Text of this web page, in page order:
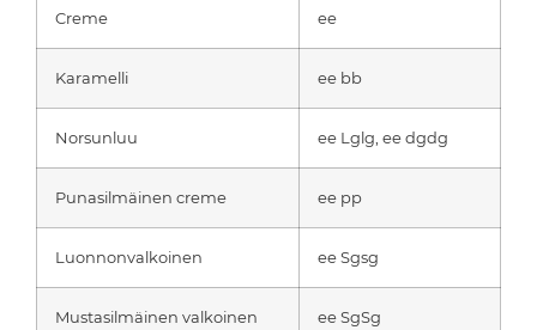
Creme ee
Karamelli ee bb
Norsunluu ee Lglg, ee dgdg
Punasilmäinen creme ee pp
Luonnonvalkoinen ee Sgsg
Mustasilmäinen valkoinen ee SgSg